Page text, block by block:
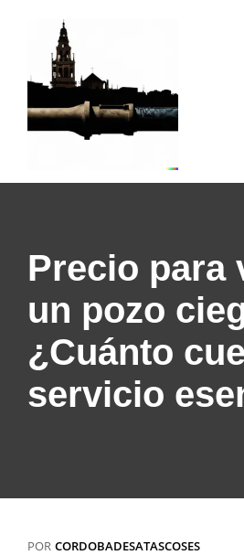
contenido
Precio para
un pozo
¿Cuánto
servicio
POR CORDOBADESATASCOSES